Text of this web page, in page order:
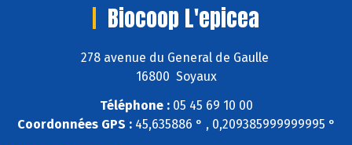
Biocoop L'epicea
278 avenue du General de Gaulle
16800 Soyaux
Téléphone :05 45 69 10 00
Coordonnées GPS :45,635886 ° , 0,209385999999995 °